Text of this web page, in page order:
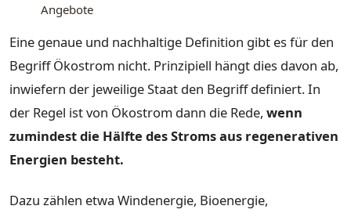
Angebote
Eine genaue und nachhaltige Definition gibt es für den
Begriff Ökostrom nicht. Prinzipiell hängt dies davon ab,
inwiefern der jeweilige Staat den Begriff definiert. In
der Regel ist von Ökostrom dann die Rede, wenn
zumindest die Hälfte des Stroms aus regenerativen
Energien besteht.
Dazu zählen etwa Windenergie, Bioenergie,